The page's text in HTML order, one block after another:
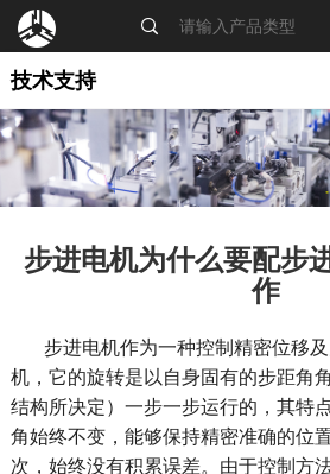
MENU
技术支持
步进电机为什么要配步
作
步进电机作为一种控制精密位移及
机，它的旋转是以自身固有的步距角
结构所决定）一步一步运行的，其特
角始终不变，能够保持精密准确的位
次，始终没有积累误差。由于控制方